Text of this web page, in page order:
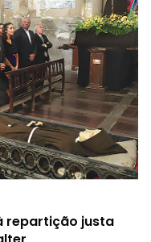
repartição justa